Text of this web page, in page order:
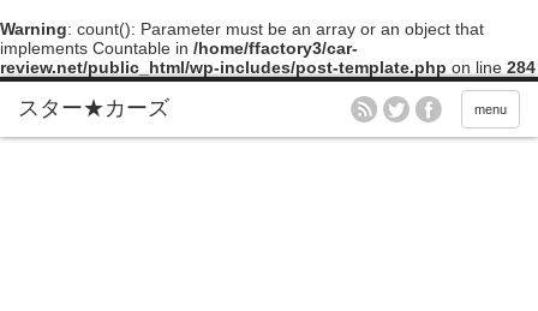
Warning: count(): Parameter must be an array or an object that
implements Countable in /home/ffactory3/car-
review.net/public_html/wp-includes/post-template.php on line 284
menu